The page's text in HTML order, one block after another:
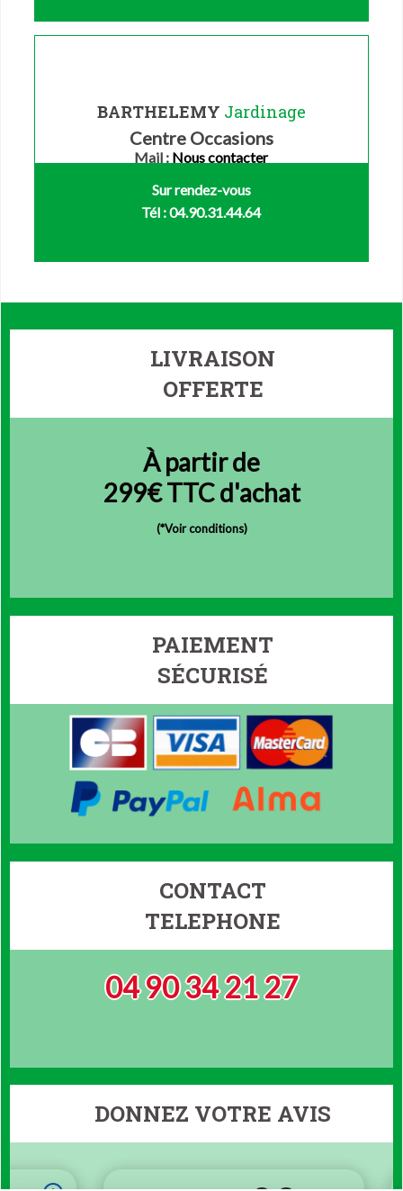
BARTHELEMY Jardinage
Centre Occasions
Mail : Nous contacter
Sur rendez-vous
Tél : 04.90.31.44.64
LIVRAISON
OFFERTE
À partir de
299€ TTC d'achat
(*Voir conditions)
PAIEMENT
SÉCURISÉ
CONTACT
TELEPHONE
04 90 34 21 27
DONNEZ VOTRE AVIS